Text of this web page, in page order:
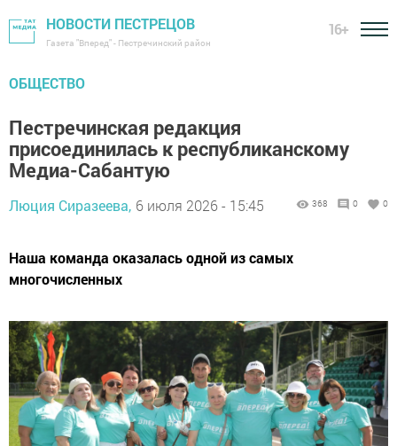
НОВОСТИ ПЕСТРЕЦОВ
Газета "Вперед" - Пестречинский район
16+
ОБЩЕСТВО
Пестречинская редакция
присоединилась к республиканскому
Медиа-Сабантую
Люция Сиразеева, 6 июля 2026 - 15:45 368 0 0
Наша команда оказалась одной из самых
многочисленных